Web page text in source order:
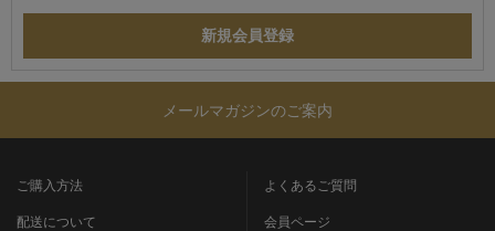
メールマガジンのご案内
ご購入方法
配送について
よくあるご質問
会員ページ